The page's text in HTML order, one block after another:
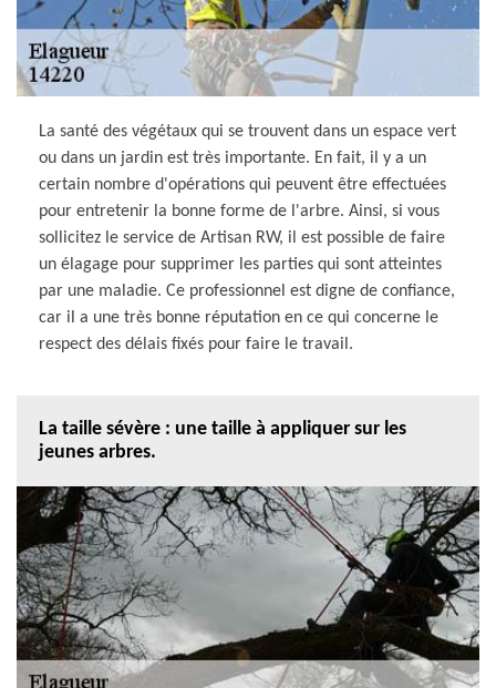
La santé des végétaux qui se trouvent dans un espace vert
ou dans un jardin est très importante. En fait, il y a un
certain nombre d'opérations qui peuvent être effectuées
pour entretenir la bonne forme de l'arbre. Ainsi, si vous
sollicitez le service de Artisan RW, il est possible de faire
un élagage pour supprimer les parties qui sont atteintes
par une maladie. Ce professionnel est digne de confiance,
car il a une très bonne réputation en ce qui concerne le
respect des délais fixés pour faire le travail.
La taille sévère : une taille à appliquer sur les
jeunes arbres.